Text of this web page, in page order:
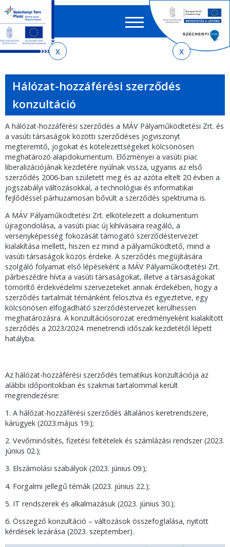
almenühöz
tartalomra
oldaltérképre
EN HU
űrlap
Hálózat-hozzáférési szerződés
konzultáció
A hálózat-hozzáférési szerződés a MÁV Pályaműködtetési Zrt. és
a vasúti társaságok közötti szerződéses jogviszonyt
megteremtő, jogokat és kötelezettségeket kölcsönösen
meghatározó alapdokumentum. Előzményei a vasúti piac
liberalizációjának kezdetére nyúlnak vissza, ugyanis az első
szerződés 2006-ban született meg és az azóta eltelt 20 évben a
jogszabályi változásokkal, a technológiai és informatikai
fejlődéssel párhuzamosan bővült a szerződés spektruma is.
A MÁV Pályaműködtetési Zrt. elkötelezett a dokumentum
újragondolása, a vasúti piac új kihívásaira reagáló, a
versenyképesség fokozását támogató szerződéstervezet
kialakítása mellett, hiszen ez mind a pályaműködtető, mind a
vasúti társaságok közös érdeke. A szerződés megújítására
szolgáló folyamat első lépéseként a MÁV Pályaműködtetési Zrt.
párbeszédre hívta a vasúti társaságokat, illetve a társaságokat
tömörítő érdekvédelmi szervezeteket annak érdekében, hogy a
szerződés tartalmát témánként felosztva és egyeztetve, egy
kölcsönösen elfogadható szerződéstervezet kerülhessen
meghatározásra. A konzultációsorozat eredményeként kialakított
szerződés a 2023/2024. menetrendi időszak kezdetétől lépett
hatályba.
Az hálózat-hozzáférési szerződés tematikus konzultációja az
alábbi időpontokban és szakmai tartalommal került
megrendezésre:
1. A hálózat-hozzáférési szerződés általános keretrendszere,
kárügyek (2023.május 19.);
2. Vevőminősítés, fizetési feltételek és számlázási rendszer (2023.
június 02.);
3. Elszámolási szabályok (2023. június 09.);
4. Forgalmi jellegű témák (2023. június 22.);
5. IT rendszerek és alkalmazásuk (2023. június 30.);
6. Összegző konzultáció – változások összefoglalása, nyitott
kérdések lezárása (2023. szeptember).